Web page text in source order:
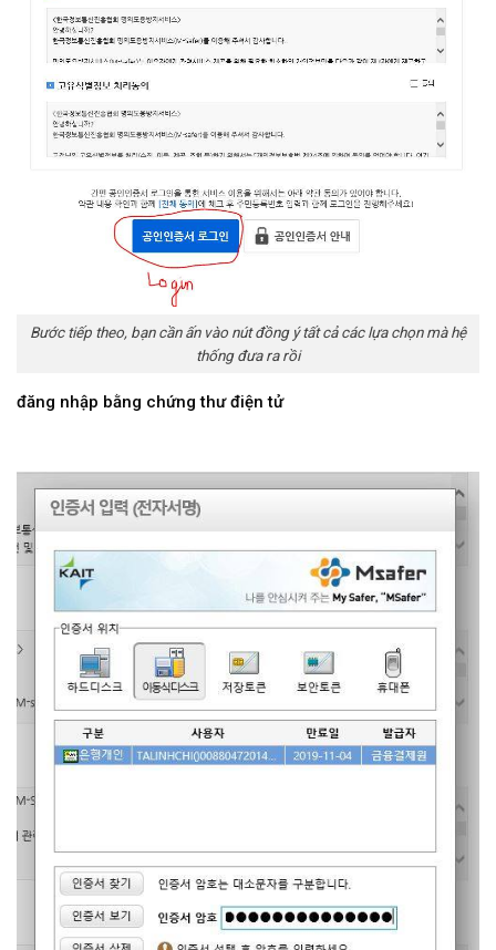
Bước tiếp theo, bạn cần ấn vào nút đồng ý tất cả các lựa chọn mà hệ
thống đưa ra rồi
đăng nhập bằng chứng thư điện tử